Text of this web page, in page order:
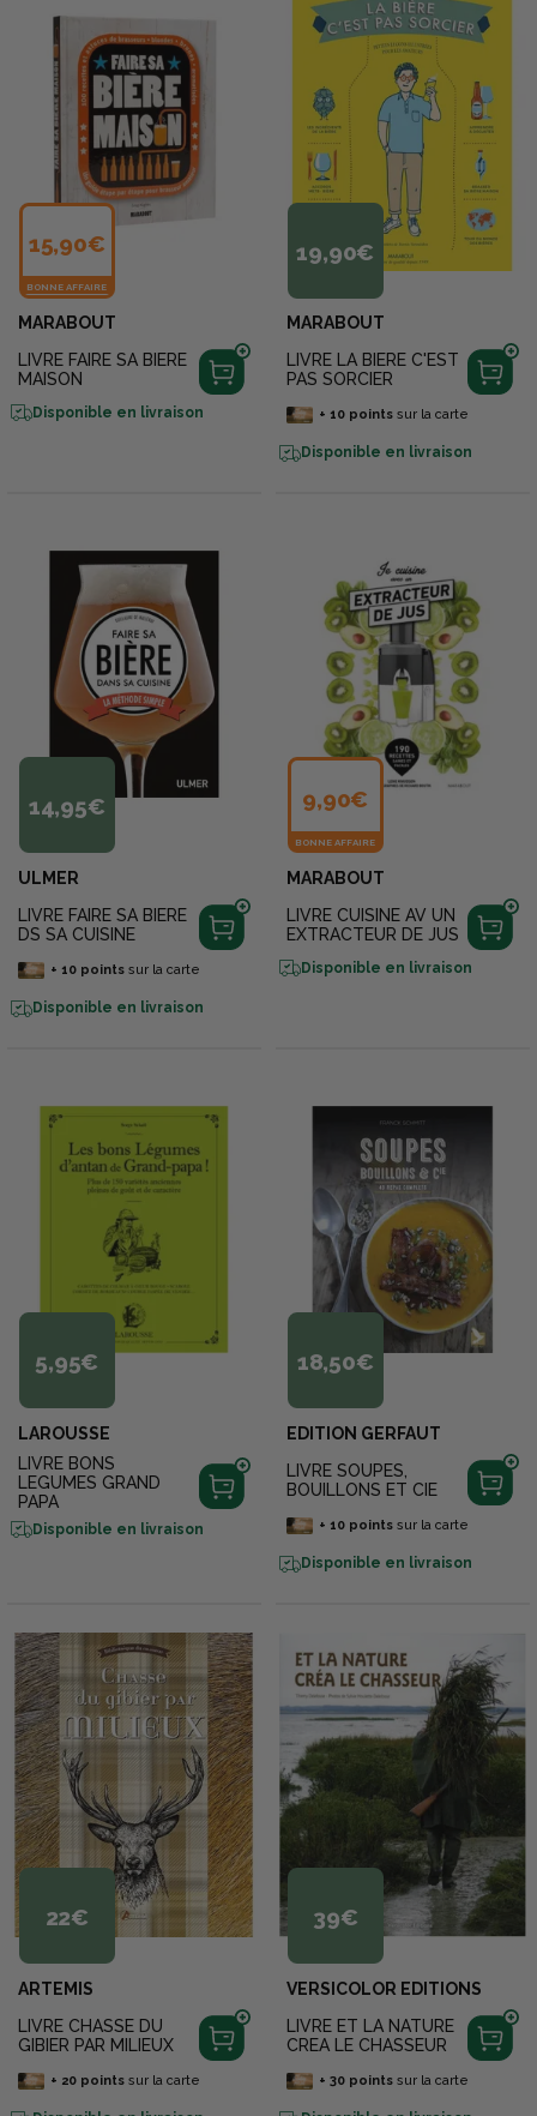
15,90€
BONNE AFFAIRE
MARABOUT
LIVRE FAIRE SA BIERE
MAISON
Disponible en livraison
19,90€
MARABOUT
LIVRE LA BIERE C'EST
PAS SORCIER
+ 10pointssur la carte
Disponible en livraison
14,95€
ULMER
LIVRE FAIRE SA BIERE
DS SA CUISINE
+ 10pointssur la carte
Disponible en livraison
9,90€
BONNE AFFAIRE
MARABOUT
LIVRE CUISINE AV UN
EXTRACTEUR DE JUS
Disponible en livraison
5,95€
LAROUSSE
LIVRE BONS
LEGUMES GRAND
PAPA
Disponible en livraison
18,50€
EDITION GERFAUT
LIVRE SOUPES,
BOUILLONS ET CIE
+ 10pointssur la carte
Disponible en livraison
22€
ARTEMIS
LIVRE CHASSE DU
GIBIER PAR MILIEUX
+ 20pointssur la carte
39€
VERSICOLOR EDITIONS
LIVRE ET LA NATURE
CREA LE CHASSEUR
+ 30pointssur la carte